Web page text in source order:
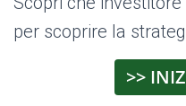
per scoprire la
>>